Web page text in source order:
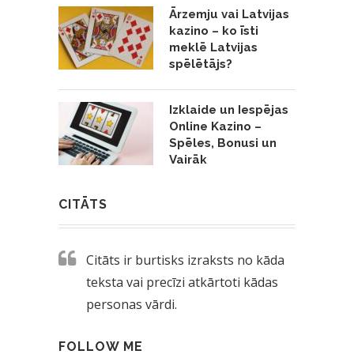
Ārzemju vai Latvijas
kazino – ko īsti
meklē Latvijas
spēlētājs?
Izklaide un Iespējas
Online Kazino –
Spēles, Bonusi un
Vairāk
CITĀTS
Citāts ir burtisks izraksts no kāda
teksta vai precīzi atkārtoti kādas
personas vārdi.
FOLLOW ME